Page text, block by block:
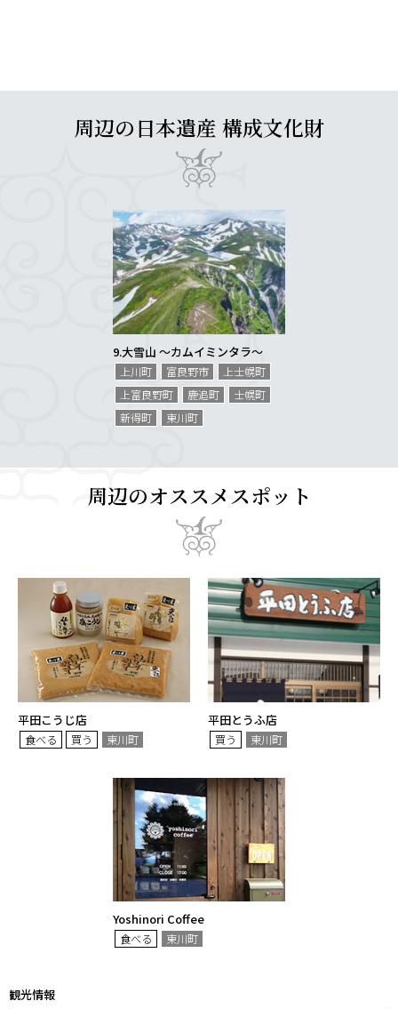
周辺の日本遺産 構成文化財
9.大雪山 〜カムイミンタラ〜
上川町 富良野市
上士幌町
上富良野町
鹿追町
士幌町
新得町
東川町
周辺のオススメスポット
平田こうじ店
食べる 買う 東川町
平田とうふ店
買う 東川町
Yoshinori Coffee
食べる 東川町
観光情報